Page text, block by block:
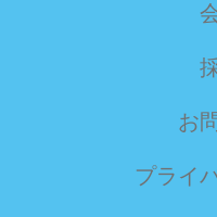
お
プライ